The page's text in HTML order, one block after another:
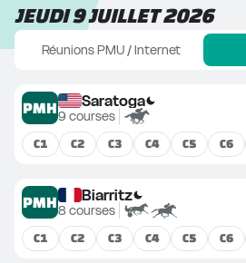
JEUDI 9 JUILLET 2026
Réunions PMU / Internet
PMH Saratoga
9 courses
C1 C2 C3 C4 C5 C6
PMH Biarritz
8 courses
C1 C2 C3 C4 C5 C6